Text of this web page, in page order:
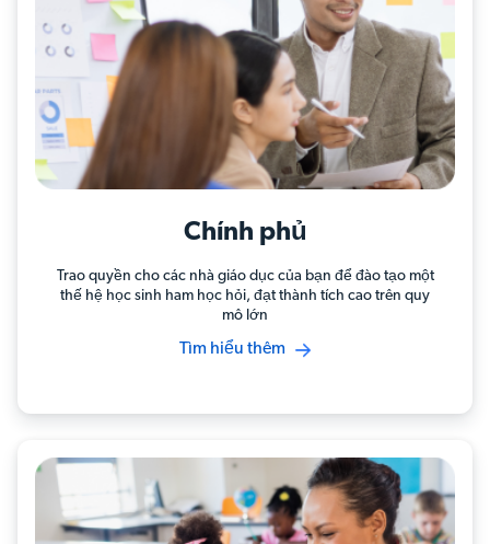
Chính phủ
Trao quyền cho các nhà giáo dục của bạn để đào tạo một
thế hệ học sinh ham học hỏi, đạt thành tích cao trên quy
mô lớn
Tìm hiểu thêm